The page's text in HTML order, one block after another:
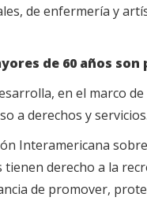
de enfermería y
de 60 años
en el marco
a derechos y
Interamericana
derecho a la
de promover,